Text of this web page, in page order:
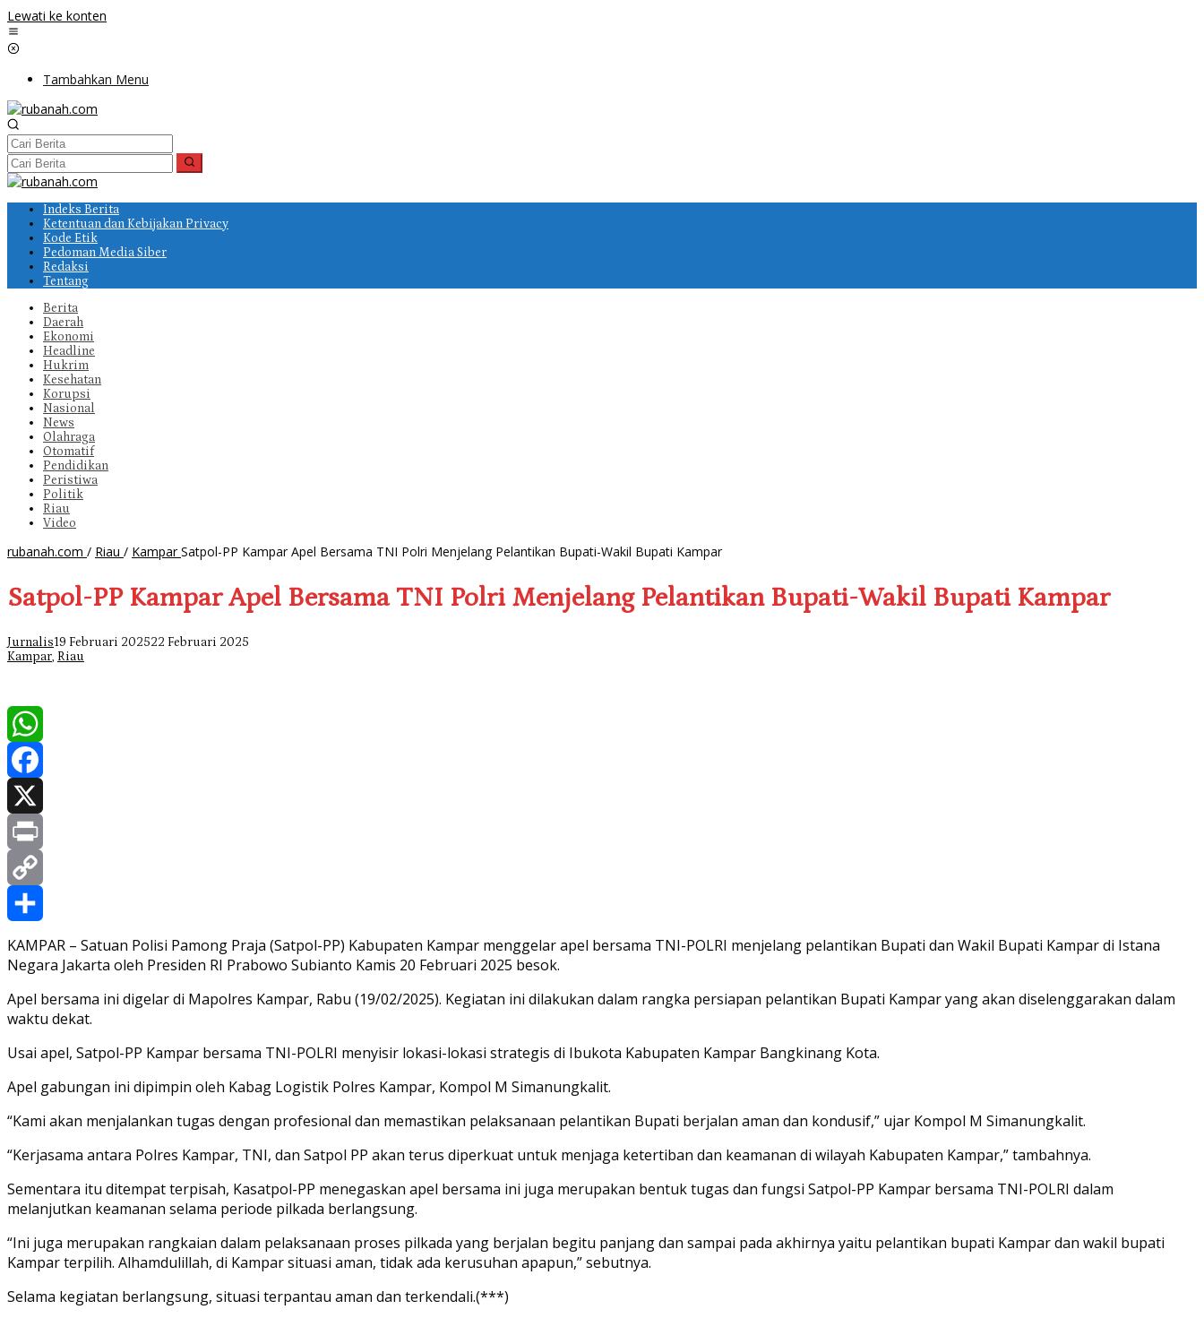
Lewati ke konten
Tambahkan Menu
Indeks Berita
Ketentuan dan Kebijakan Privacy
Kode Etik
Pedoman Media Siber
Redaksi
Tentang
Berita
Daerah
Ekonomi
Headline
Hukrim
Kesehatan
Korupsi
Nasional
News
Olahraga
Otomatif
Pendidikan
Peristiwa
Politik
Riau
Video
rubanah.com / Riau / Kampar Satpol-PP Kampar Apel Bersama TNI Polri Menjelang Pelantikan Bupati-Wakil Bupati Kampar
Satpol-PP Kampar Apel Bersama TNI Polri Menjelang Pelantikan Bupati-Wakil Bupati Kampar
Jurnalis19 Februari 202522 Februari 2025
Kampar, Riau
WhatsApp
Facebook
X
Print
Copy
Link
Share
KAMPAR – Satuan Polisi Pamong Praja (Satpol-PP) Kabupaten Kampar menggelar apel bersama TNI-POLRI menjelang pelantikan Bupati dan Wakil Bupati Kampar di Istana
Negara Jakarta oleh Presiden RI Prabowo Subianto Kamis 20 Februari 2025 besok.
Apel bersama ini digelar di Mapolres Kampar, Rabu (19/02/2025). Kegiatan ini dilakukan dalam rangka persiapan pelantikan Bupati Kampar yang akan diselenggarakan dalam
waktu dekat.
Usai apel, Satpol-PP Kampar bersama TNI-POLRI menyisir lokasi-lokasi strategis di Ibukota Kabupaten Kampar Bangkinang Kota.
Apel gabungan ini dipimpin oleh Kabag Logistik Polres Kampar, Kompol M Simanungkalit.
“Kami akan menjalankan tugas dengan profesional dan memastikan pelaksanaan pelantikan Bupati berjalan aman dan kondusif,” ujar Kompol M Simanungkalit.
“Kerjasama antara Polres Kampar, TNI, dan Satpol PP akan terus diperkuat untuk menjaga ketertiban dan keamanan di wilayah Kabupaten Kampar,” tambahnya.
Sementara itu ditempat terpisah, Kasatpol-PP menegaskan apel bersama ini juga merupakan bentuk tugas dan fungsi Satpol-PP Kampar bersama TNI-POLRI dalam
melanjutkan keamanan selama periode pilkada berlangsung.
“Ini juga merupakan rangkaian dalam pelaksanaan proses pilkada yang berjalan begitu panjang dan sampai pada akhirnya yaitu pelantikan bupati Kampar dan wakil bupati
Kampar terpilih. Alhamdulillah, di Kampar situasi aman, tidak ada kerusuhan apapun,” sebutnya.
Selama kegiatan berlangsung, situasi terpantau aman dan terkendali.(***)